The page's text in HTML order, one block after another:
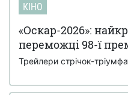
КІНО
«Оскар-2026»:
переможці 98-ї
Трейлери стрічок-